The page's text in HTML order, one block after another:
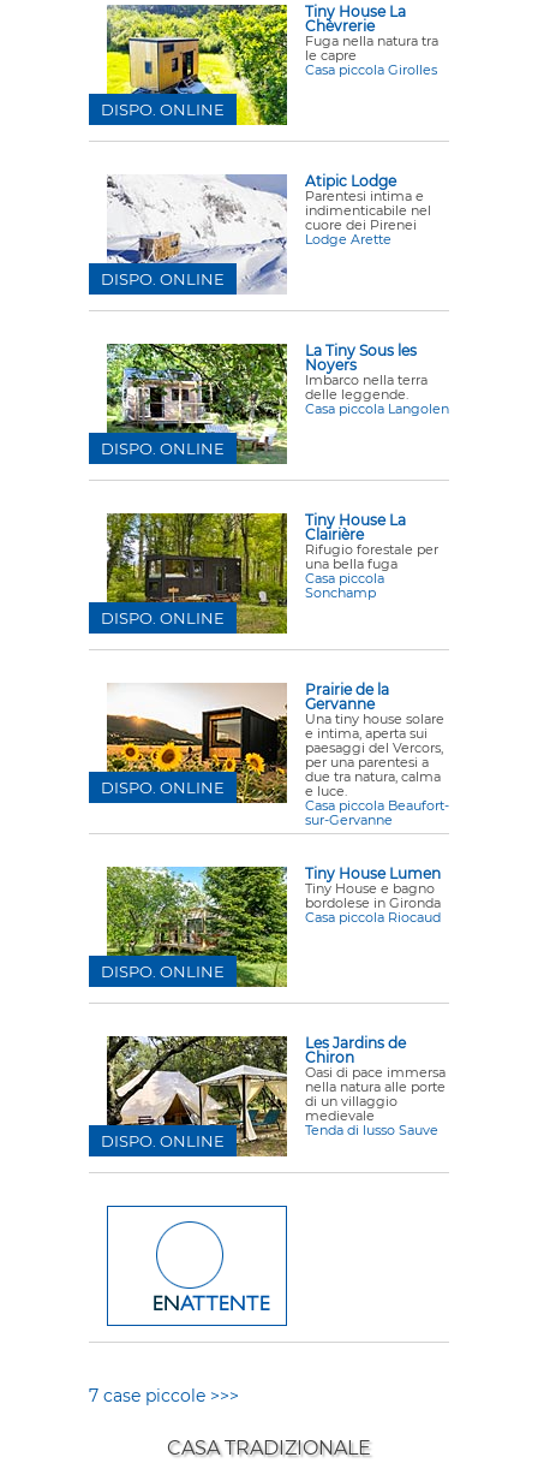
Tiny House La
Chèvrerie
Fuga nella natura tra
le capre
Casa piccola Girolles
DISPO. ONLINE
Atipic Lodge
Parentesi intima e
indimenticabile nel
cuore dei Pirenei
Lodge Arette
DISPO. ONLINE
La Tiny Sous les
Noyers
Imbarco nella terra
delle leggende.
Casa piccola Langolen
DISPO. ONLINE
Tiny House La
Clairière
Rifugio forestale per
una bella fuga
Casa piccola
Sonchamp
DISPO. ONLINE
Prairie de la
Gervanne
Una tiny house solare
e intima, aperta sui
paesaggi del Vercors,
per una parentesi a
due tra natura, calma
e luce.
Casa piccola Beaufort-
sur-Gervanne
DISPO. ONLINE
Tiny House Lumen
Tiny House e bagno
bordolese in Gironda
Casa piccola Riocaud
DISPO. ONLINE
Les Jardins de
Chiron
Oasi di pace immersa
nella natura alle porte
di un villaggio
medievale
Tenda di lusso Sauve
DISPO. ONLINE
7 case piccole >>>
CASA TRADIZIONALE